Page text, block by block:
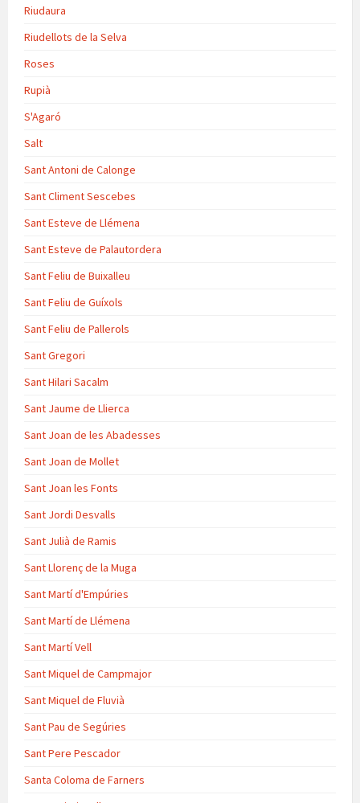
Riudaura
Riudellots de la Selva
Roses
Rupià
S'Agaró
Salt
Sant Antoni de Calonge
Sant Climent Sescebes
Sant Esteve de Llémena
Sant Esteve de Palautordera
Sant Feliu de Buixalleu
Sant Feliu de Guíxols
Sant Feliu de Pallerols
Sant Gregori
Sant Hilari Sacalm
Sant Jaume de Llierca
Sant Joan de les Abadesses
Sant Joan de Mollet
Sant Joan les Fonts
Sant Jordi Desvalls
Sant Julià de Ramis
Sant Llorenç de la Muga
Sant Martí d'Empúries
Sant Martí de Llémena
Sant Martí Vell
Sant Miquel de Campmajor
Sant Miquel de Fluvià
Sant Pau de Segúries
Sant Pere Pescador
Santa Coloma de Farners